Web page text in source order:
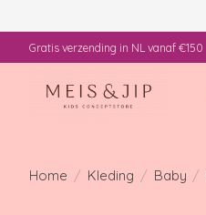
Gratis verzending in NL vanaf €150
Home / Kleding / Baby /